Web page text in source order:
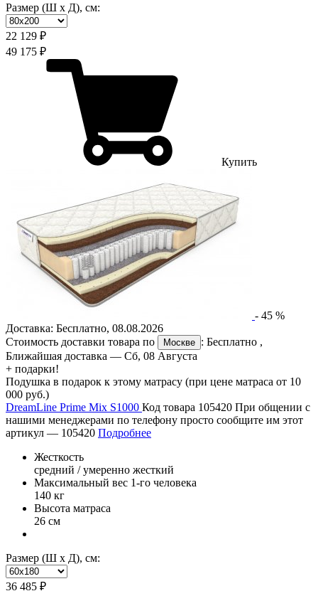
Размер (Ш х Д), см:
22 129 ₽
49 175 ₽
Купить
- 45 %
Доставка: Бесплатно, 08.08.2026
Стоимость доставки товара по
Москве : Бесплатно ,
Ближайшая доставка — Сб, 08 Августа
+ подарки!
Подушка в подарок к этому матрасу (при цене матраса от 10
000 руб.)
DreamLine Prime Mix S1000 Код товара 105420 При общении с
нашими менеджерами по телефону просто сообщите им этот
артикул — 105420 Подробнее
Жесткость
средний / умеренно жесткий
Максимальный вес 1-го человека
140 кг
Высота матраса
26 см
Размер (Ш х Д), см:
36 485 ₽